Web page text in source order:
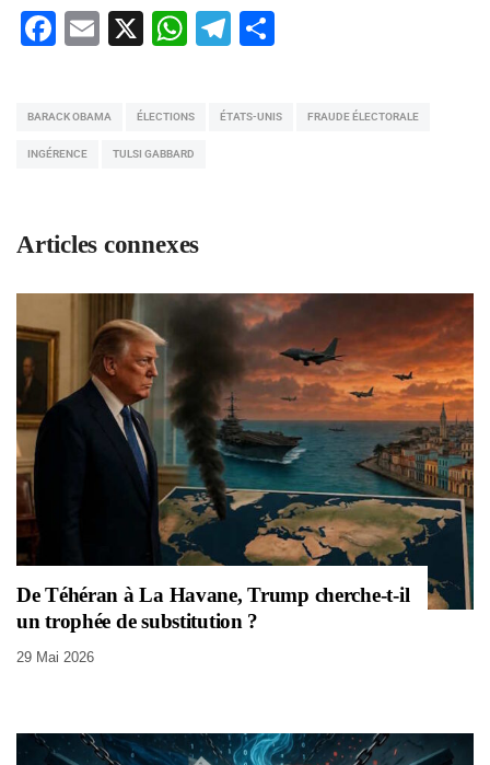
Facebook
Email
X WhatsApp
Telegram
BARACK OBAMA ÉLECTIONS ÉTATS-UNIS FRAUDE ÉLECTORALE
INGÉRENCE TULSI GABBARD
Articles connexes
De Téhéran à La Havane, Trump cherche-t-il
un trophée de substitution ?
29 Mai 2026